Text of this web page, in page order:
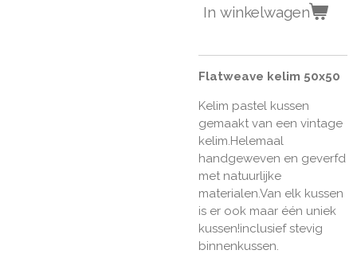
In winkelwagen
Flatweave kelim 50x50
Kelim pastel kussen
gemaakt van een vintage
kelim.Helemaal
handgeweven en geverfd
met natuurlijke
materialen.Van elk kussen
is er ook maar één uniek
kussen!inclusief stevig
binnenkussen.